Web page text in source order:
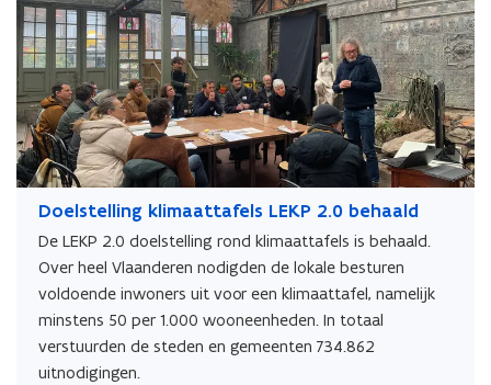
Doelstelling klimaattafels LEKP 2.0 behaald
De LEKP 2.0 doelstelling rond klimaattafels is behaald.
Over heel Vlaanderen nodigden de lokale besturen
voldoende inwoners uit voor een klimaattafel, namelijk
minstens 50 per 1.000 wooneenheden. In totaal
verstuurden de steden en gemeenten 734.862
uitnodigingen.